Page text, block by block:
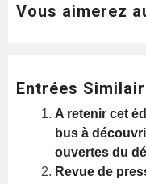
Vous aimerez
Entrées
A retenir cet
bus à
ouvertes du
Revue de